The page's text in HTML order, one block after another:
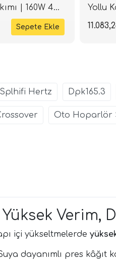
| 160W 4
Yollu
300
Splhifi Hertz Dpk165.3
Oto Hoparlör
Yüksek Verim,
içi yükseltmelerde
dayanımlı pres kâğıt